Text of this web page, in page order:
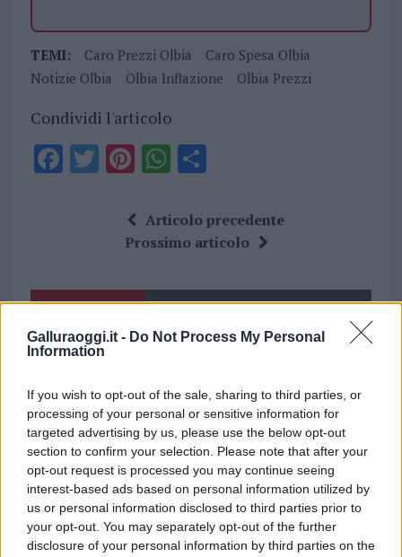
Galluraoggi.it - Do Not Process My Personal
Information
If you wish to opt-out of the sale, sharing to third parties, or
processing of your personal or sensitive information for
targeted advertising by us, please use the below opt-out
section to confirm your selection. Please note that after your
opt-out request is processed you may continue seeing
interest-based ads based on personal information utilized by
us or personal information disclosed to third parties prior to
your opt-out. You may separately opt-out of the further
disclosure of your personal information by third parties on the
TEMI: Caro Prezzi Olbia
Caro Spesa Olbia
Notizie Olbia
Olbia Inflazione Olbia Prezzi
Condividi l'articolo
F
o
k
T Pi
te
re
W
at
s
p
p
S
a
re
Articolo precedente
Prossimo articolo
l’inaugurazione
Andrea Mura conquista Palau: grande
partecipazione per il suo racconto
Calangianus, allarme sul centro accoglienza
minori, Albieri: “Episodi gravissimi”